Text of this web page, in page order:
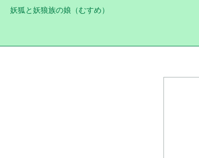
妖狐と妖狼族の娘（むすめ）